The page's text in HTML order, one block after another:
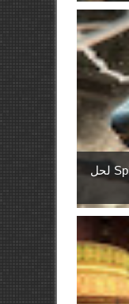
تحديث جديد للعبة Spider Man Miles Morales لحل